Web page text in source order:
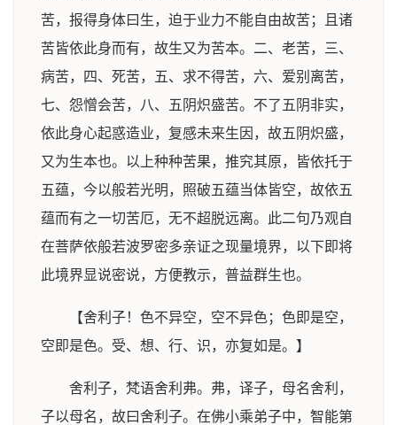
苦，报得身体曰生，迫于业力不能自由故苦；且诸
苦皆依此身而有，故生又为苦本。二、老苦，三、
病苦，四、死苦，五、求不得苦，六、爱别离苦，
七、怨憎会苦，八、五阴炽盛苦。不了五阴非实，
依此身心起惑造业，复感未来生因，故五阴炽盛，
又为生本也。以上种种苦果，推究其原，皆依托于
五蕴，今以般若光明，照破五蕴当体皆空，故依五
蕴而有之一切苦厄，无不超脱远离。此二句乃观自
在菩萨依般若波罗密多亲证之现量境界，以下即将
此境界显说密说，方便教示，普益群生也。
【舍利子！色不异空，空不异色；色即是空，
空即是色。受、想、行、识，亦复如是。】
舍利子，梵语舍利弗。弗，译子，母名舍利，
子以母名，故曰舍利子。在佛小乘弟子中，智能第